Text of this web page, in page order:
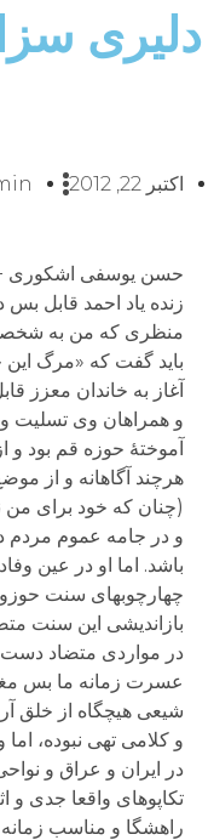
دلیری
اکتبر 22, 2012
حسن یوسفی اشکوری −
زنده یاد احمد قابل بس
منظری که من به
باید گفت که «مرگ
آغاز به خاندان معزز
آموختۀ حوزه قم بود و
هرچند آگاهانه و از
(چنان که خود برای
و در جامه عموم مردم در
باشد. اما او در عین
چهارچوبهای سنت
بازاندیشی این سنت
در مواردی متضاد دست
شیعی هیچگاه از خلق
و کلامی تهی نبوده،
در ایران و عراق و
تکاپوهای واقعا جدی و
راهشگا و مناسب زمانه